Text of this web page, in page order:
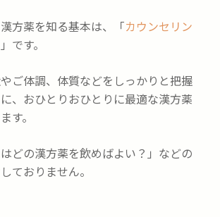
方薬を知る基本は、「カウンセリン
」です。
ご体調、体質などをしっかりと把握
、おひとりおひとりに最適な漢方薬
す。
はどの漢方薬を飲めばよい？」などの
ておりません。